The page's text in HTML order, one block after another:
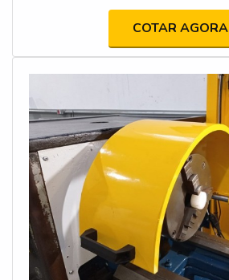
COTAR AGORA